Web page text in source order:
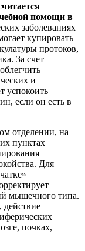
помощи в
заболеваниях
купировать
протоков,
За счет
и
успокоить
если он есть в
отделении, на
пунктах
Для
мышечного типа.
почках,